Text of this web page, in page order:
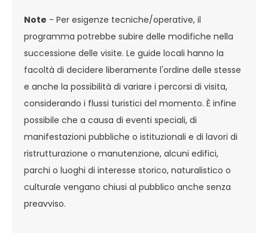
Note - Per esigenze tecniche/operative, il
programma potrebbe subire delle modifiche nella
successione delle visite. Le guide locali hanno la
facoltà di decidere liberamente l'ordine delle stesse
e anche la possibilità di variare i percorsi di visita,
considerando i flussi turistici del momento. È infine
possibile che a causa di eventi speciali, di
manifestazioni pubbliche o istituzionali e di lavori di
ristrutturazione o manutenzione, alcuni edifici,
parchi o luoghi di interesse storico, naturalistico o
culturale vengano chiusi al pubblico anche senza
preavviso.